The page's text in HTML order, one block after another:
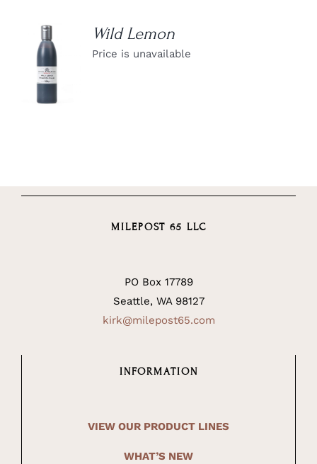
DETAILS
Wild Lemon
Price is unavailable
MILEPOST 65 LLC
PO Box 17789
Seattle, WA 98127
kirk@milepost65.com
INFORMATION
VIEW OUR PRODUCT LINES
WHAT’S NEW